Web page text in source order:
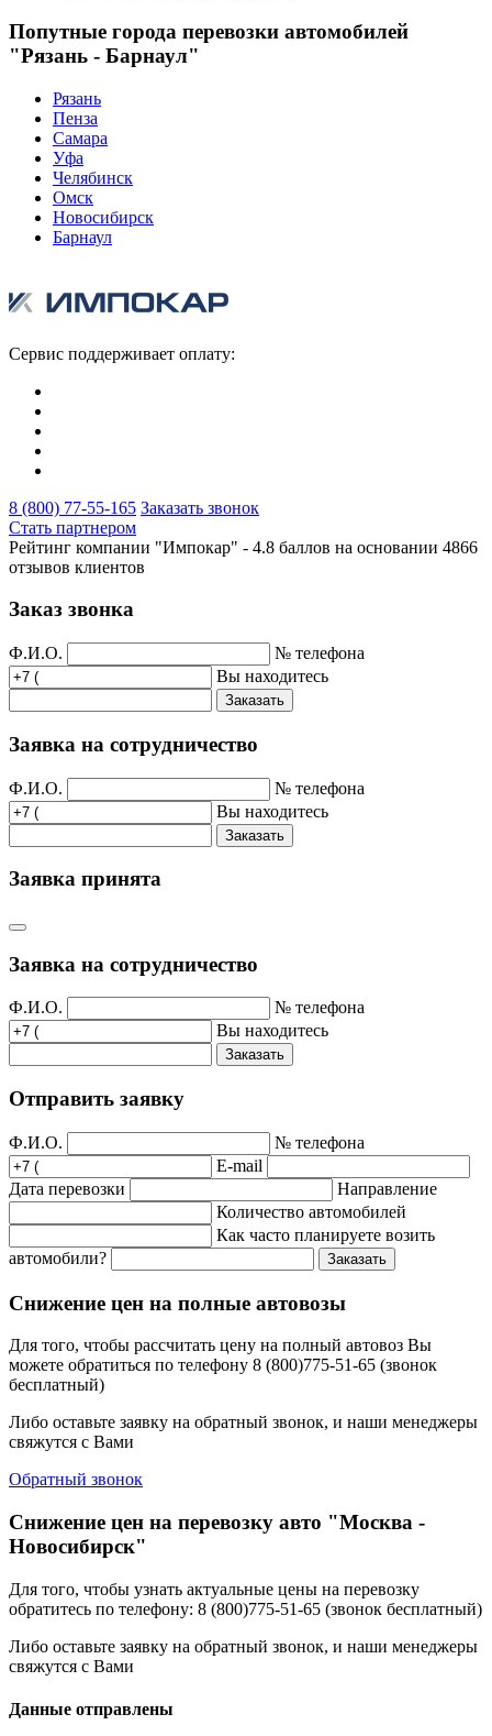
Попутные города перевозки автомобилей
"Рязань - Барнаул"
Рязань
Пенза
Самара
Уфа
Челябинск
Омск
Новосибирск
Барнаул
Сервис поддерживает оплату:
8 (800) 77-55-165 Заказать звонок
Стать партнером
Рейтинг компании "Импокар" - 4.8 баллов на основании 4866
отзывов клиентов
Заказ звонка
Ф.И.О.
№ телефона
Вы находитесь
Заказать
Заявка на сотрудничество
Ф.И.О.
№ телефона
Вы находитесь
Заказать
Заявка принята
Заявка на сотрудничество
Ф.И.О.
№ телефона
Вы находитесь
Заказать
Отправить заявку
Ф.И.О.
№ телефона
E-mail
Дата перевозки
Направление
Количество автомобилей
Как часто планируете возить
автомобили?
Заказать
Снижение цен на полные автовозы
Для того, чтобы рассчитать цену на полный автовоз Вы
можете обратиться по телефону 8 (800)775-51-65 (звонок
бесплатный)
Либо оставьте заявку на обратный звонок, и наши менеджеры
свяжутся с Вами
Обратный звонок
Снижение цен на перевозку авто "Москва -
Новосибирск"
Для того, чтобы узнать актуальные цены на перевозку
обратитесь по телефону: 8 (800)775-51-65 (звонок бесплатный)
Либо оставьте заявку на обратный звонок, и наши менеджеры
свяжутся с Вами
Данные отправлены